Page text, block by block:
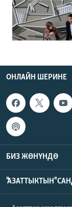
ОНЛАЙН ШЕРИНЕ
БИЗ ЖӨНҮНДӨ
"АЗАТТЫКТЫН"